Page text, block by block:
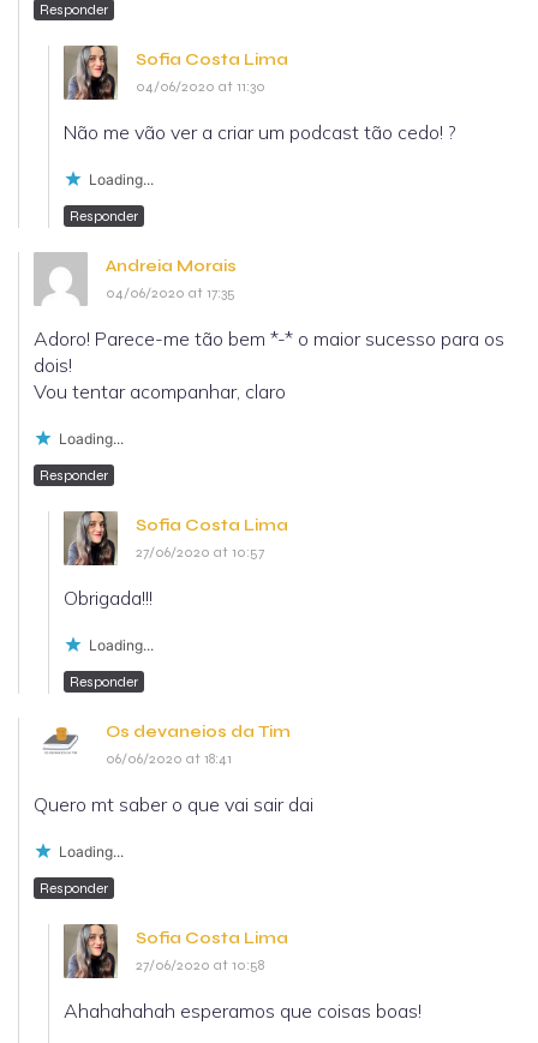
Responder
Sofia Costa Lima
04/06/2020 at 11:30
Não me vão ver a criar um podcast tão cedo! ?
Loading...
Responder
Andreia Morais
04/06/2020 at 17:35
Adoro! Parece-me tão bem *-* o maior sucesso para os
dois!
Vou tentar acompanhar, claro
Loading...
Responder
Sofia Costa Lima
27/06/2020 at 10:57
Obrigada!!!
Loading...
Responder
Os devaneios da Tim
06/06/2020 at 18:41
Quero mt saber o que vai sair dai
Loading...
Responder
Sofia Costa Lima
27/06/2020 at 10:58
Ahahahahah esperamos que coisas boas!